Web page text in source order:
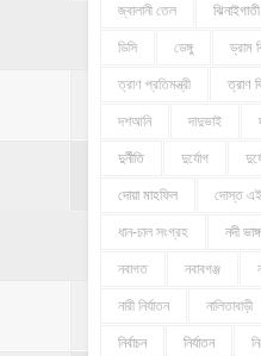
জ্বালানী তেল ঝিনাইগাতী
ডিসি ডেঙ্গু ড্রাম
ত্রাণ প্রতিমন্ত্রী ত্রাণ
দশআনি দাদুভাই
দুর্নীতি দুর্যোগ
দোয়া মাহফিল দোস্ত
ধান-চাল সংগ্রহ নদী
নবাগত নবাবগঞ্জ
নারী নির্যাতন নালিতাবাড়ী
নির্বাচন নির্যাতন